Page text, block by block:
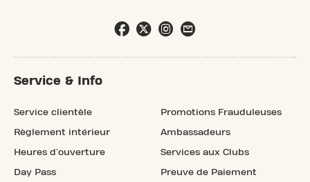
Service & Info
Service clientèle
Règlement intérieur
Heures d'ouverture
Day Pass
Promotions Frauduleuses
Ambassadeurs
Services aux Clubs
Preuve de Paiement